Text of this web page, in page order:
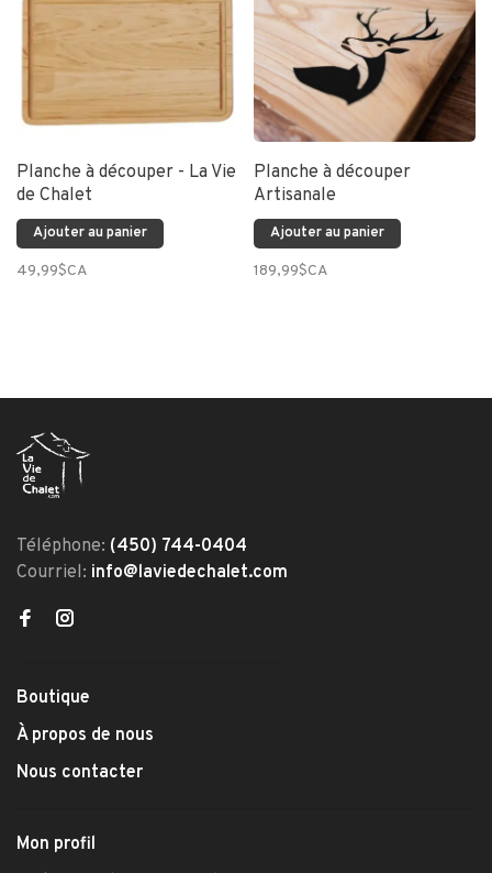
Planche à découper - La Vie
de Chalet
Ajouter au panier
49,99$CA
Planche à découper
Artisanale
Ajouter au panier
189,99$CA
Téléphone: (450) 744-0404
Courriel: info@laviedechalet.com
Boutique
À propos de nous
Nous contacter
Mon profil